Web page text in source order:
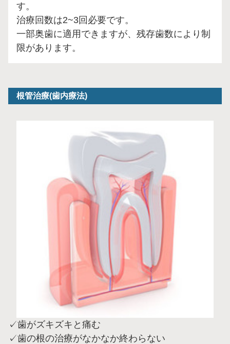
す。
治療回数は2~3回必要です。
一部奥歯に適用できますが、残存歯数により制
限があります。
根管治療(歯内療法)
✓歯がズキズキと痛む
✓歯の根の治療がなかなか終わらない